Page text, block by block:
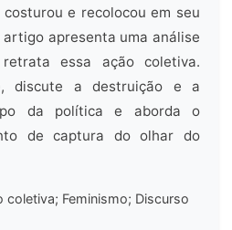
e recolocou em seu
apresenta uma análise
essa ação coletiva.
discute a destruição e a
da política e aborda o
de captura do olhar do
coletiva; Feminismo; Discurso